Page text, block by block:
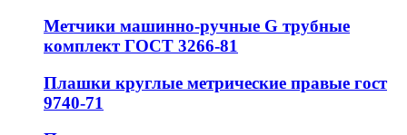
Метчики машинно-ручные G трубные
комплект ГОСТ 3266-81
Плашки круглые метрические правые гост
9740-71